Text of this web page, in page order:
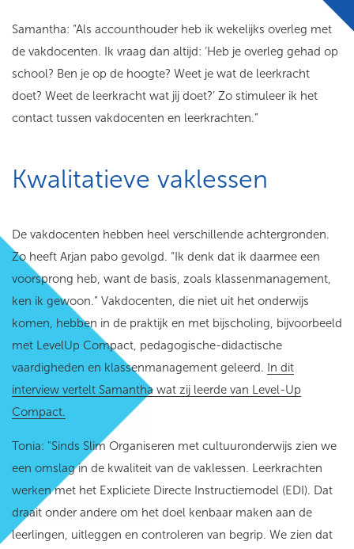
Samantha: “Als accounthouder heb ik wekelijks overleg met
de vakdocenten. Ik vraag dan altijd: ‘Heb je overleg gehad op
school? Ben je op de hoogte? Weet je wat de leerkracht
doet? Weet de leerkracht wat jij doet?’ Zo stimuleer ik het
contact tussen vakdocenten en leerkrachten.”
Kwalitatieve vaklessen
De vakdocenten hebben heel verschillende achtergronden.
Zo heeft Arjan pabo gevolgd. “Ik denk dat ik daarmee een
voorsprong heb, want de basis, zoals klassenmanagement,
ken ik gewoon.” Vakdocenten, die niet uit het onderwijs
komen, hebben in de praktijk en met bijscholing, bijvoorbeeld
met LevelUp Compact, pedagogische-didactische
vaardigheden en klassenmanagement geleerd. In dit
interview vertelt Samantha wat zij leerde van Level-Up
Compact.
Tonia: "Sinds Slim Organiseren met cultuuronderwijs zien we
een omslag in de kwaliteit van de vaklessen. Leerkrachten
werken met het Expliciete Directe Instructiemodel (EDI). Dat
draait onder andere om het doel kenbaar maken aan de
leerlingen, uitleggen en controleren van begrip. We zien dat